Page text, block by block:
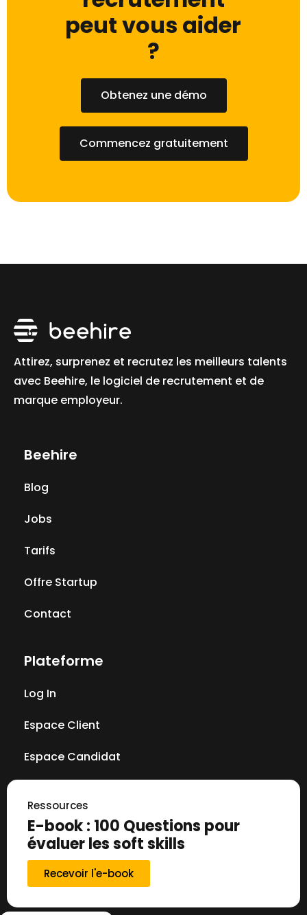
peut vous aider
?
Obtenez une démo
Commencez gratuitement
Attirez, surprenez et recrutez les meilleurs talents
avec Beehire, le logiciel de recrutement et de
marque employeur.
Beehire
Blog
Jobs
Tarifs
Offre Startup
Contact
Plateforme
Log In
Espace Client
Espace Candidat
Ressources
E-book : 100 Questions pour
évaluer les soft skills
Recevoir l'e-book